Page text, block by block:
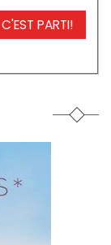
C'EST PARTI!